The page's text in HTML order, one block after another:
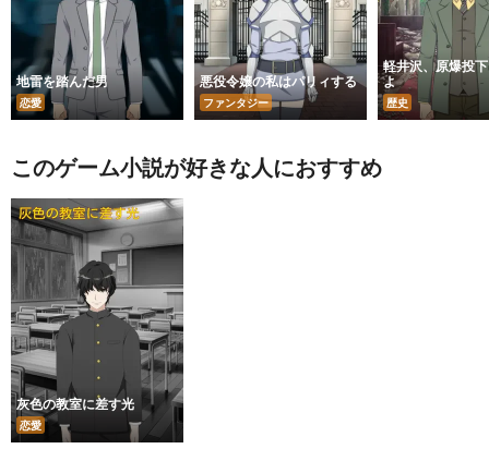
地雷を踏んだ男
恋愛
悪役令嬢の私はパリィする
ファンタジー
軽井沢、原爆投
よ
歴史
このゲーム小説が好きな人におすすめ
灰色の教室に差す光
恋愛